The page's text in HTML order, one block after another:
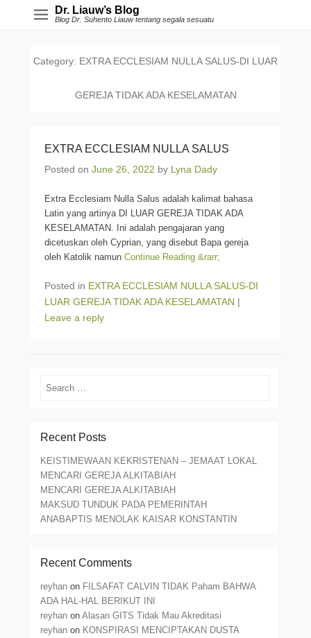
Dr. Liauw’s Blog
Blog Dr. Suhento Liauw tentang segala sesuatu
Category: EXTRA ECCLESIAM NULLA SALUS-DI LUAR
GEREJA TIDAK ADA KESELAMATAN
EXTRA ECCLESIAM NULLA SALUS
Posted on June 26, 2022 by Lyna Dady
Extra Ecclesiam Nulla Salus adalah kalimat bahasa
Latin yang artinya DI LUAR GEREJA TIDAK ADA
KESELAMATAN. Ini adalah pengajaran yang
dicetuskan oleh Cyprian, yang disebut Bapa gereja
oleh Katolik namun Continue Reading &rarr;
Posted in EXTRA ECCLESIAM NULLA SALUS-DI
LUAR GEREJA TIDAK ADA KESELAMATAN |
Leave a reply
Search
Recent Posts
KEISTIMEWAAN KEKRISTENAN – JEMAAT LOKAL
MENCARI GEREJA ALKITABIAH
MENCARI GEREJA ALKITABIAH
MAKSUD TUNDUK PADA PEMERINTAH
ANABAPTIS MENOLAK KAISAR KONSTANTIN
Recent Comments
reyhan on FILSAFAT CALVIN TIDAK Paham BAHWA
ADA HAL-HAL BERIKUT INI
reyhan onAlasan GITS Tidak Mau Akreditasi
reyhan on KONSPIRASI MENCIPTAKAN DUSTA